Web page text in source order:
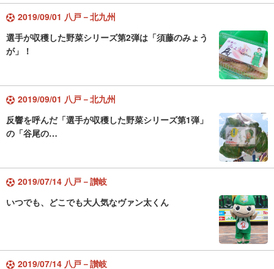
2019/09/01 八戸－北九州
選手が収穫した野菜シリーズ第2弾は「須藤のみょう
が」！
2019/09/01 八戸－北九州
反響を呼んだ「選手が収穫した野菜シリーズ第1弾」
の「谷尾の…
2019/07/14 八戸－讃岐
いつでも、どこでも大人気なヴァン太くん
2019/07/14 八戸－讃岐